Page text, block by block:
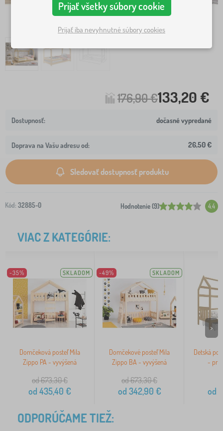
176,90 €133,20 €
dočasné vypredané
Doprava na Vašu adresu od: 26,50 €
Sledovať dostupnosť produktu
Kód: 32885-0 Hodnotenie (9) 4.4
VIAC Z KATEGÓRIE:
-35% SKLADOM
Domčeková posteľ Mila
Zippo PA - vyvýšená
od 673,30€
od 435,40 €
-49% SKLADOM
Domčekové posteľ Mila
Zippo BA - vyvýšená
od 673,30€
od 342,90 €
Detská
-
od
>
ODPORÚČAME TIEŽ:
Prijať všetky súbory cookie
Prijať iba nevyhnutné súbory cookies